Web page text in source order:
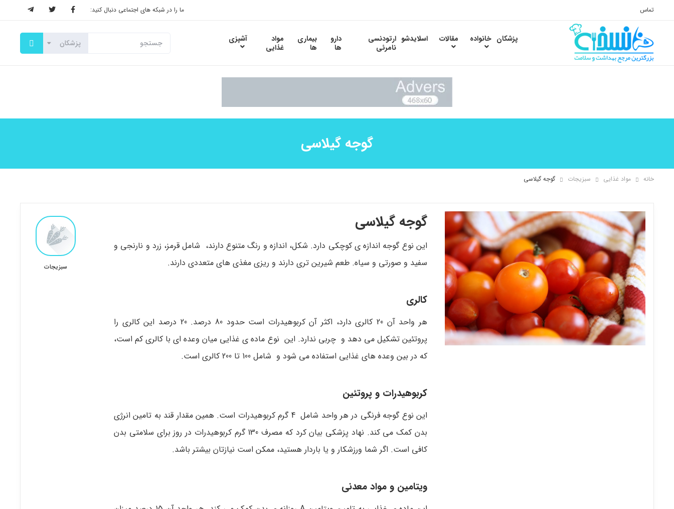
تماس ما را در شبکه های اجتماعی دنبال کنید:
پزشکان خانواده مقالات اسلایدشو ارتودنسی
نامرئی
دارو
ها
بیماری
ها
مواد
غذایی
آشپزی
گوجه گیلاسی
خانه مواد غذایی سبزیجات گوجه گیلاسی
گوجه گیلاسی
این نوع گوجه اندازه ی کوچکی دارد. شکل، اندازه و رنگ متنوع دارند، شامل قرمز، زرد و نارنجی و
سفید و صورتی و سیاه. طعم شیرین تری دارند و ریزی مغذی های متعددی دارند.
کالری
هر واحد آن 20 کالری دارد، اکثر آن کربوهیدرات است حدود 80 درصد. 20 درصد این کالری را
پروتئین تشکیل می دهد و چربی ندارد. این نوع ماده ی غذایی میان وعده ای با کالری کم است،
که در بین وعده های غذایی استفاده می شود و شامل 100 تا 200 کالری است.
کربوهیدرات و پروتئین
این نوع گوجه فرنگی در هر واحد شامل 4 گرم کربوهیدرات است. همین مقدار قند به تامین انرژی
بدن کمک می کند. نهاد پزشکی بیان کرد که مصرف 130 گرم کربوهیدرات در روز برای سلامتی بدن
کافی است. اگر شما ورزشکار و یا باردار هستید، ممکن است نیازتان بیشتر باشد.
ویتامین و مواد معدنی
سبزیجات